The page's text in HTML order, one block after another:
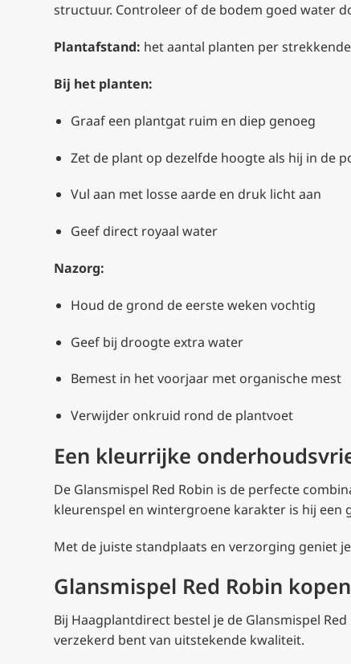
structuur. Controleer of de bodem goed water
Plantafstand: het aantal planten per
Bij het planten:
Graaf een plantgat ruim en diep genoeg
Zet de plant op dezelfde hoogte als hij in de
Vul aan met losse aarde en druk licht aan
Geef direct royaal water
Nazorg:
Houd de grond de eerste weken vochtig
Geef bij droogte extra water
Bemest in het voorjaar met organische mest
Verwijder onkruid rond de plantvoet
Een kleurrijke
De Glansmispel Red Robin is de perfecte
kleurenspel en wintergroene karakter is hij een
Met de juiste standplaats en verzorging geniet
Glansmispel Red Robin
Bij Haagplantdirect bestel je de Glansmispel
verzekerd bent van uitstekende kwaliteit.